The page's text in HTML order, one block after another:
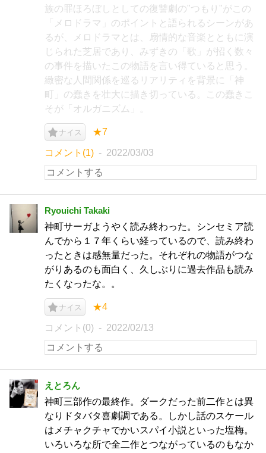
族の罪ほろぼしとしての復讐劇の"つもり"がこの
「メロドラマ」のポイントと語られるシーンがあ
るが、メロドラマとは、扇情的な音楽とともに演
じられた芝居であり、みずきの「歌」が招く数々
の事件を描いたこの物語を言い得ていると思う。
緻密な人間関係を巡るリアリティを背景に「神
町」の蠢きを壮大に描き切っている。この蠢きこ
そが「オルガニズム」。
ナイス ★7
コメント(1) 2022/03/03
Ryouichi Takaki
神町サーガようやく読み終わった。シンセミア読
んでから１７年くらい経っているので、読み終わ
ったときは感無量だった。それぞれの物語がつな
がりあるのも面白く、久しぶりに過去作品も読み
たくなったな。。
ナイス ★4
コメント(0) 2022/02/13
えとろん
神町三部作の最終作。ダークだった前二作とは異
なりドタバタ喜劇調である。しかし話のスケール
はメチャクチャでかいスパイ小説といった塩梅。
いろいろな所で全二作とつながっているのもなか